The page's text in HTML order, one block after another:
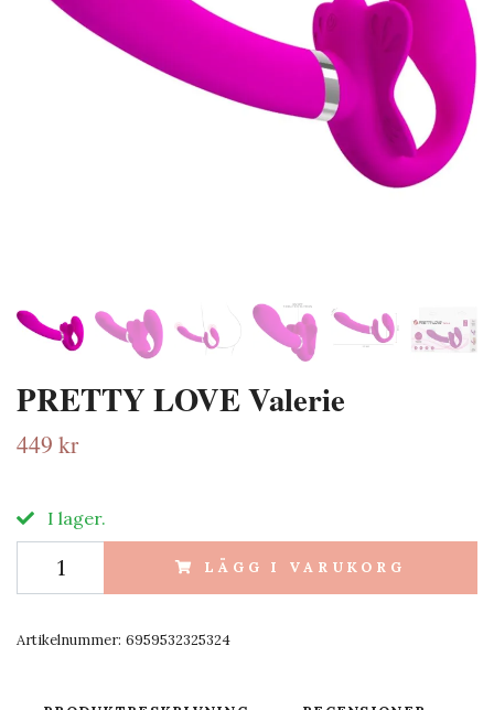
PRETTY LOVE Valerie
449 kr
I lager.
LÄGG I VARUKORG
Artikelnummer: 6959532325324